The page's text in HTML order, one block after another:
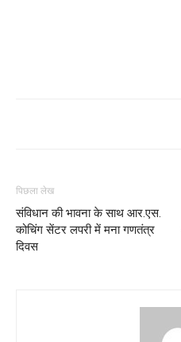
पिछला लेख
संविधान की भावना के साथ आर.एस.
कोचिंग सेंटर लपरी में मना गणतंत्र
दिवस